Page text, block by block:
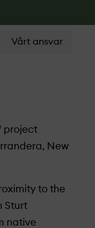
Vårt ansvar
project
New
to the
Sturt
native